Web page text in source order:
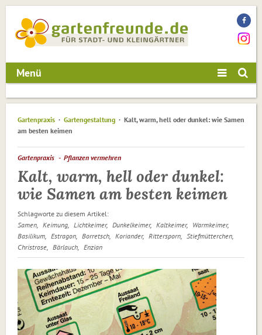
Menü
Gartenpraxis Gartengestaltung
Kalt, warm, hell oder dunkel: wie Samen
am besten keimen
Gartenpraxis Pflanzen vermehren
Kalt, warm, hell oder dunkel:
wie Samen am besten keimen
Schlagworte zu diesem Artikel:
Samen
Keimung Lichtkeimer Dunkelkeimer Kaltkeimer
Warmkeimer
Basilikum
Estragon Borretsch Koriander Rittersporn
Stiefmütterchen
Christrose
Bärlauch Enzian